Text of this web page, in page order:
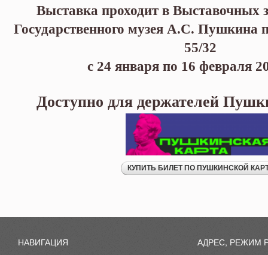
Выставка проходит в Выставочных
Государственного музея А.С. Пушкина
55/32
с 24 января по 16 февраля
Доступно для держателей
НАВИГАЦИЯ
АДРЕС, РЕЖИМ